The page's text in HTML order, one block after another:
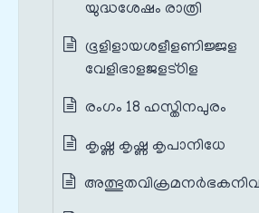
യുദ്ധശേഷം രാത്രി
ഭൂളിളായശളീളണിജ്ജള
വേളിഭാളജളട്ഠിള
രംഗം 18 ഹസ്തിനപുരം
കൃഷ്ണ കൃഷ്ണ കൃപാനിധേ